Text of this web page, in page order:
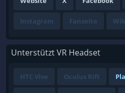
Instagram Fanseite
Unterstützt VR Headset
HTC Vive Oculus Rift